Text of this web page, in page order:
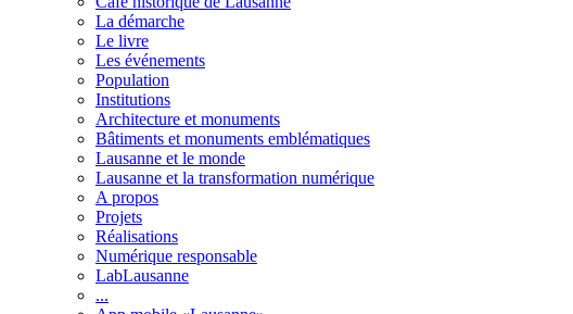
La démarche
Le livre
Les événements
Population
Institutions
Architecture et monuments
Bâtiments et monuments emblématiques
Lausanne et le monde
Lausanne et la transformation numérique
A propos
Projets
Réalisations
Numérique responsable
LabLausanne
...